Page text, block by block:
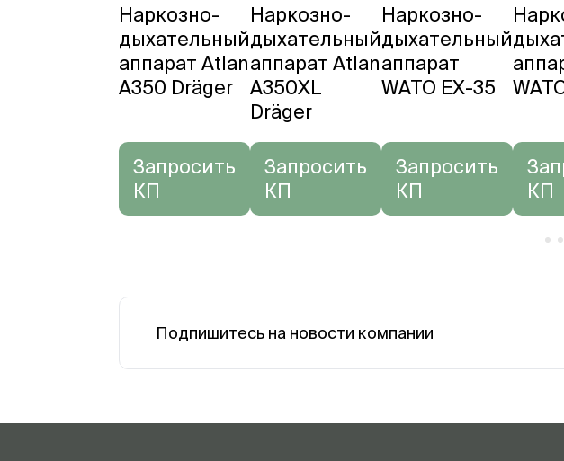
Наркозно-
дыхательный
аппарат Atlan
A350 Dräger
Запросить
КП
Наркозно-
дыхательный
аппарат Atlan
A350XL
Dräger
Запросить
КП
Наркозно-
дыхательный
аппарат
WATO EX-35
Запросить
КП
КП
Подпишитесь на новости компании